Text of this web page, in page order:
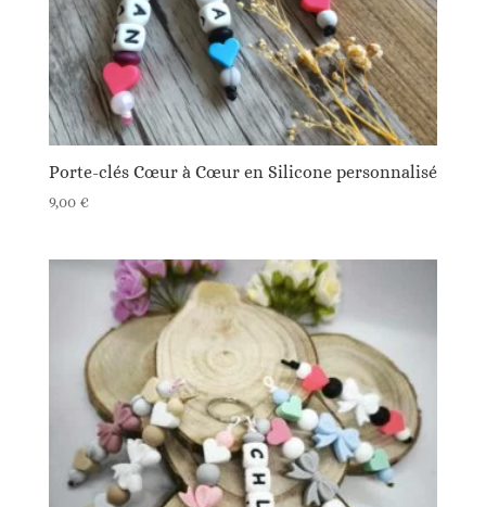
Porte-clés Cœur à Cœur en Silicone personnalisé
9,00 €